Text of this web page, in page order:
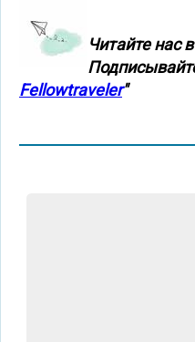
Читайте нас
Fellowtraveler"